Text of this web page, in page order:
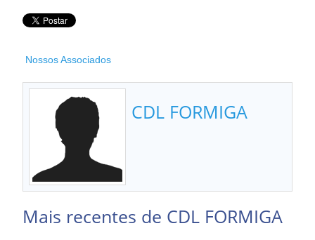
Nossos Associados
CDL FORMIGA
Mais recentes de CDL FORMIGA